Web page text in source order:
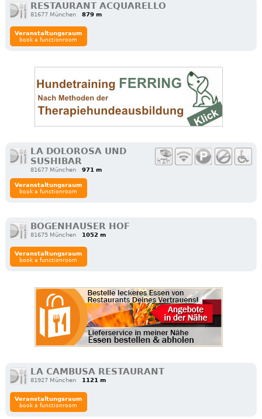
RESTAURANT ACQUARELLO
81677 München 879 m
Veranstaltungsraum
book a functionroom
LA DOLOROSA UND
SUSHIBAR
81677 München 971 m
Veranstaltungsraum
book a functionroom
BOGENHAUSER HOF
81675 München 1052 m
Veranstaltungsraum
book a functionroom
LA CAMBUSA RESTAURANT
81927 München 1121 m
Veranstaltungsraum
book a functionroom